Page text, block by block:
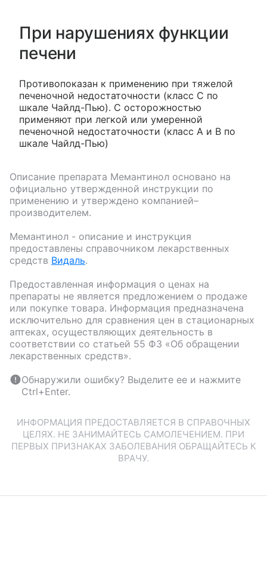
При нарушениях функции
печени
Противопоказан к применению при тяжелой
печеночной недостаточности (класс С по
шкале Чайлд-Пью). С осторожностью
применяют при легкой или умеренной
печеночной недостаточности (класс A и B по
шкале Чайлд-Пью)
Описание препарата Мемантинол основано на
официально утвержденной инструкции по
применению и утверждено компанией–
производителем.
Мемантинол - описание и инструкция
предоставлены справочником лекарственных
средств Видаль.
Предоставленная информация о ценах на
препараты не является предложением о продаже
или покупке товара. Информация предназначена
исключительно для сравнения цен в стационарных
аптеках, осуществляющих деятельность в
соответствии со статьей 55 ФЗ «Об обращении
лекарственных средств».
Обнаружили ошибку? Выделите ее и нажмите
Ctrl+Enter.
ИНФОРМАЦИЯ ПРЕДОСТАВЛЯЕТСЯ В СПРАВОЧНЫХ
ЦЕЛЯХ. НЕ ЗАНИМАЙТЕСЬ САМОЛЕЧЕНИЕМ. ПРИ
ПЕРВЫХ ПРИЗНАКАХ ЗАБОЛЕВАНИЯ ОБРАЩАЙТЕСЬ К
ВРАЧУ.